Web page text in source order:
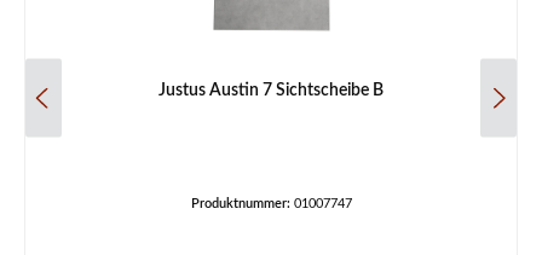
Justus Austin 7 Sichtscheibe B
Produktnummer: 01007747